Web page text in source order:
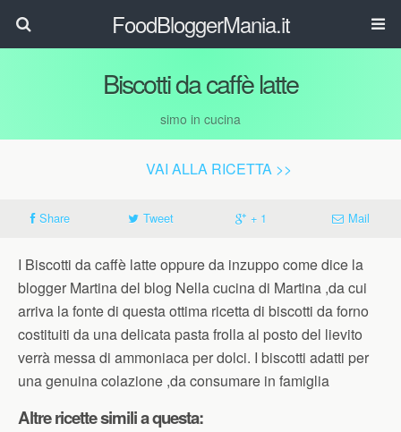
FoodBloggerMania.it
Biscotti da caffè latte
simo in cucina
VAI ALLA RICETTA >>
Share Tweet + 1 Mail
I Biscotti da caffè latte oppure da inzuppo come dice la
blogger Martina del blog Nella cucina di Martina ,da cui
arriva la fonte di questa ottima ricetta di biscotti da forno
costituiti da una delicata pasta frolla al posto del lievito
verrà messa di ammoniaca per dolci. I biscotti adatti per
una genuina colazione ,da consumare in famiglia
Altre ricette simili a questa: